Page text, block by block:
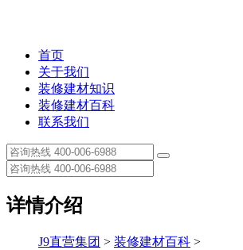
首页
关于我们
装修建材知识
装修建材百科
联系我们
详情介绍
J9直营集团 > 装修建材百科 >